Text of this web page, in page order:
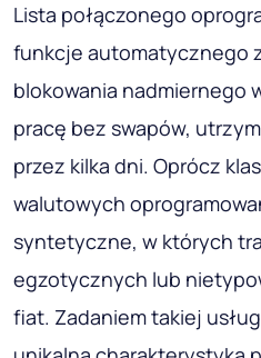
Lista połączonego
funkcje automatycznego
blokowania nadmiernego
pracę bez swapów,
przez kilka dni. Oprócz
walutowych
syntetyczne, w których
egzotycznych lub
fiat. Zadaniem takiej